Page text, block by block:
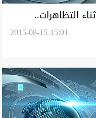
التظاهرات..
2015-08-15 15:01